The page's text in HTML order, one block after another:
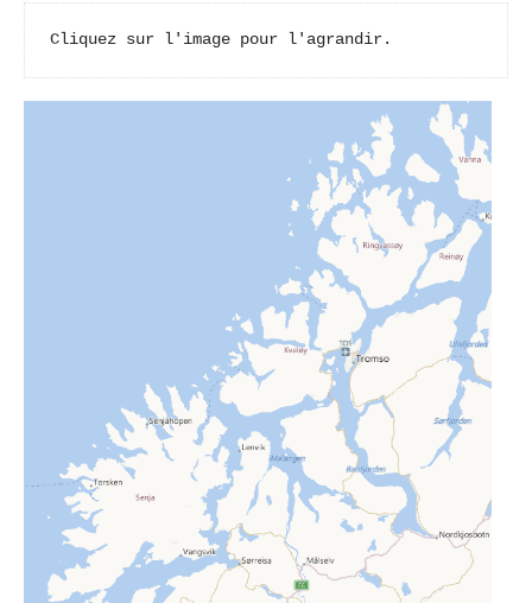
Cliquez sur l'image pour l'agrandir.